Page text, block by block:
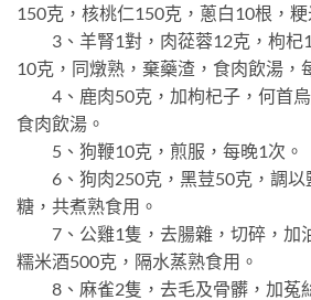
150克，核桃仁150克，蔥白10根，粳
3、羊腎1對，肉蓯蓉12克，枸杞
10克，同燉熟，棄藥渣，食肉飲湯，
4、鹿肉50克，加枸杞子，何首烏
食肉飲湯。
5、狗鞭10克，煎服，每晚1次。
6、狗肉250克，黑荳50克，調以
糖，共煮熟食用。
7、公雞1隻，去腸雜，切碎，加
糯米酒500克，隔水蒸熟食用。
8、麻雀2隻，去毛及骨髒，加菟